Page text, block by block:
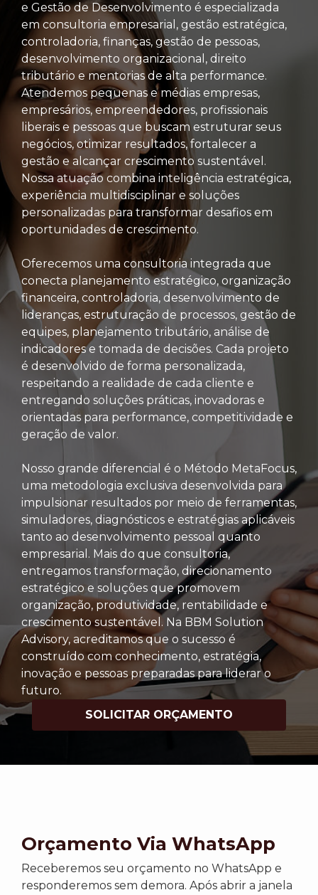
e Gestão de Desenvolvimento é especializada
em consultoria empresarial, gestão estratégica,
controladoria, finanças, gestão de pessoas,
desenvolvimento organizacional, direito
tributário e mentorias de alta performance.
Atendemos pequenas e médias empresas,
empresários, empreendedores, profissionais
liberais e pessoas que buscam estruturar seus
negócios, otimizar resultados, fortalecer a
gestão e alcançar crescimento sustentável.
Nossa atuação combina inteligência estratégica,
experiência multidisciplinar e soluções
personalizadas para transformar desafios em
oportunidades de crescimento.
Oferecemos uma consultoria integrada que
conecta planejamento estratégico, organização
financeira, controladoria, desenvolvimento de
lideranças, estruturação de processos, gestão de
equipes, planejamento tributário, análise de
indicadores e tomada de decisões. Cada projeto
é desenvolvido de forma personalizada,
respeitando a realidade de cada cliente e
entregando soluções práticas, inovadoras e
orientadas para performance, competitividade e
geração de valor.
Nosso grande diferencial é o Método MetaFocus,
uma metodologia exclusiva desenvolvida para
impulsionar resultados por meio de ferramentas,
simuladores, diagnósticos e estratégias aplicáveis
tanto ao desenvolvimento pessoal quanto
empresarial. Mais do que consultoria,
entregamos transformação, direcionamento
estratégico e soluções que promovem
organização, produtividade, rentabilidade e
crescimento sustentável. Na BBM Solution
Advisory, acreditamos que o sucesso é
construído com conhecimento, estratégia,
inovação e pessoas preparadas para liderar o
futuro.
SOLICITAR ORÇAMENTO
Orçamento Via WhatsApp
Receberemos seu orçamento no WhatsApp e
responderemos sem demora. Após abrir a janela